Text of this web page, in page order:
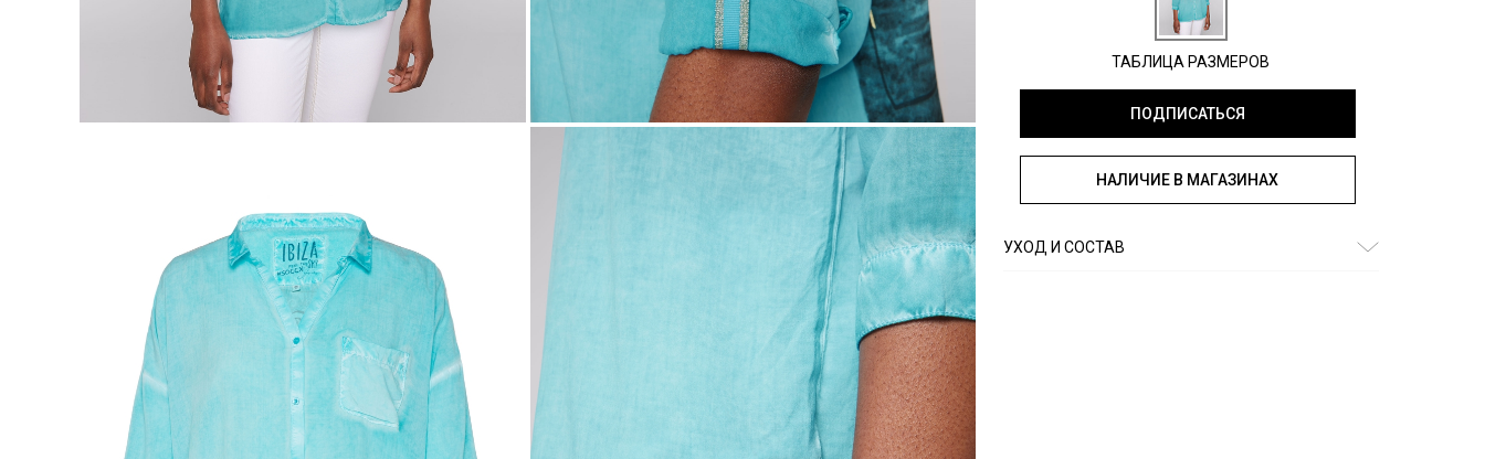
ТАБЛИЦА РАЗМЕРОВ
ПОДПИСАТЬСЯ
НАЛИЧИЕ В МАГАЗИНАХ
УХОД И СОСТАВ